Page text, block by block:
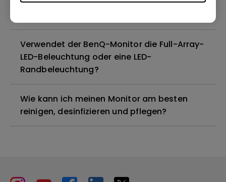
Verwendet der BenQ-Monitor die Full-Array-
LED-Beleuchtung oder eine LED-
Randbeleuchtung?
Wie kann ich meinen Monitor am besten
reinigen, desinfizieren und pflegen?